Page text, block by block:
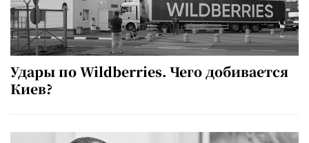
Удары по Wildberries. Чего добивается
Киев?